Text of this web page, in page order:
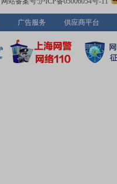
广告服务 供应商平台